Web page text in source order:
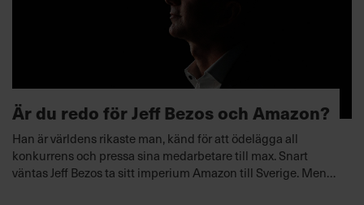
Är du redo för Jeff Bezos och Amazon?
Han är världens rikaste man, känd för att ödelägga all
konkurrens och pressa sina medarbetare till max. Snart
väntas Jeff Bezos ta sitt imperium Amazon till Sverige. Men